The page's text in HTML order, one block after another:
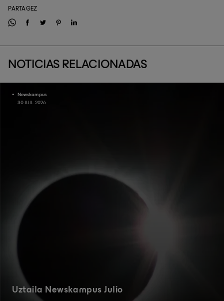
PARTAGEZ
NOTICIAS RELACIONADAS
Newskampus
30 JUIL 2026
Uztaila Newskampus Julio